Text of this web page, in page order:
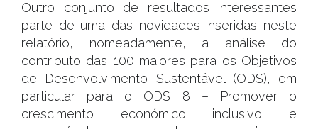
Outro conjunto de resultados interessantes
parte de uma das novidades inseridas neste
relatório, nomeadamente, a análise do
contributo das 100 maiores para os Objetivos
de Desenvolvimento Sustentável (ODS), em
particular para o ODS 8 – Promover o
crescimento económico inclusivo e